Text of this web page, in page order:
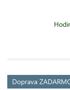
Doprava